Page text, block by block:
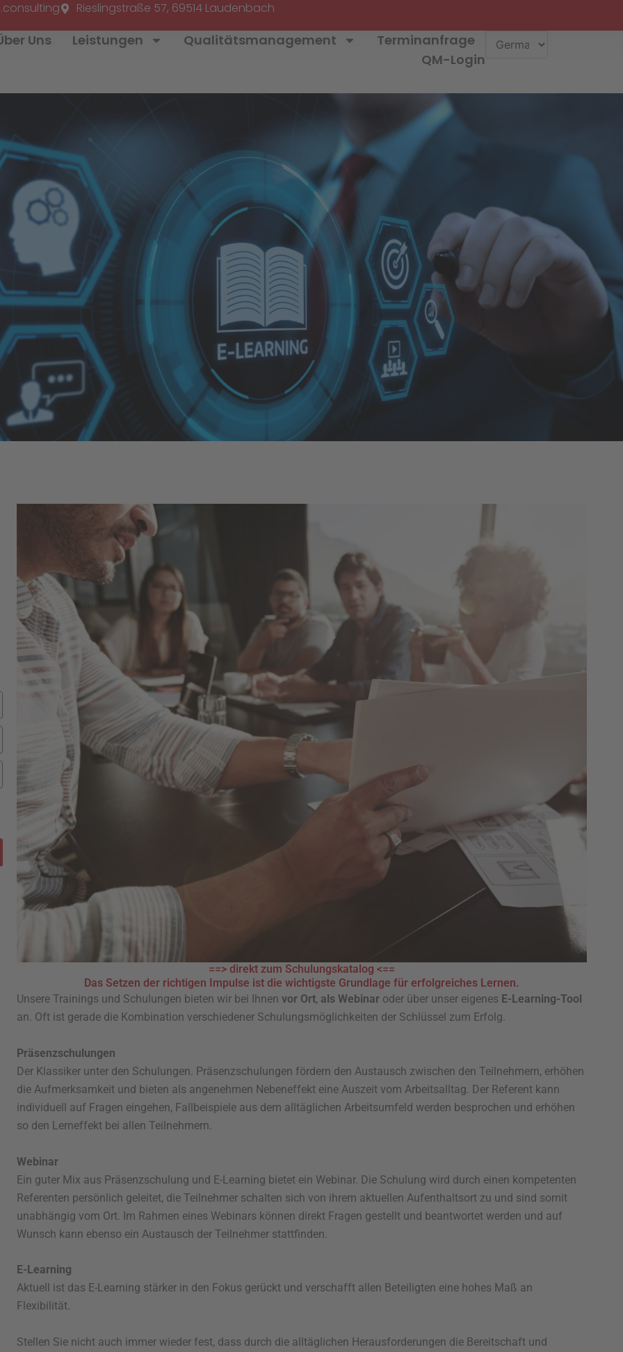
Rieslingstraße 57, 69514 Laudenbach
Uns Leistungen Qualitätsmanagement
Terminanfrage
QM-Login
==> direkt zum Schulungskatalog <==
Das Setzen der richtigen Impulse ist die wichtigste Grundlage für erfolgreiches Lernen.
Unsere Trainings und Schulungen bieten wir bei Ihnen vor Ort, als Webinaroder über unser eigenes E-Learning-Tool
an. Oft ist gerade die Kombination verschiedener Schulungsmöglichkeiten der Schlüssel zum Erfolg.
Präsenzschulungen
Der Klassiker unter den Schulungen. Präsenzschulungen fördern den Austausch zwischen den Teilnehmern, erhöhen
die Aufmerksamkeit und bieten als angenehmen Nebeneffekt eine Auszeit vom Arbeitsalltag. Der Referent kann
individuell auf Fragen eingehen, Fallbeispiele aus dem alltäglichen Arbeitsumfeld werden besprochen und erhöhen
so den Lerneffekt bei allen Teilnehmern.
Webinar
Ein guter Mix aus Präsenzschulung und E-Learning bietet ein Webinar. Die Schulung wird durch einen kompetenten
Referenten persönlich geleitet, die Teilnehmer schalten sich von ihrem aktuellen Aufenthaltsort zu und sind somit
unabhängig vom Ort. Im Rahmen eines Webinars können direkt Fragen gestellt und beantwortet werden und auf
Wunsch kann ebenso ein Austausch der Teilnehmer stattfinden.
E-Learning
Aktuell ist das E-Learning stärker in den Fokus gerückt und verschafft allen Beteiligten eine hohes Maß an
Flexibilität.
Stellen Sie nicht auch immer wieder fest, dass durch die alltäglichen Herausforderungen die Bereitschaft und